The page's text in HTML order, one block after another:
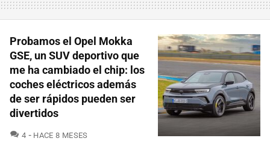
Probamos el Opel Mokka
GSE, un SUV deportivo que
me ha cambiado el chip: los
coches eléctricos además
de ser rápidos pueden ser
divertidos
4 COMENTARIOS
HACE 8 MESES